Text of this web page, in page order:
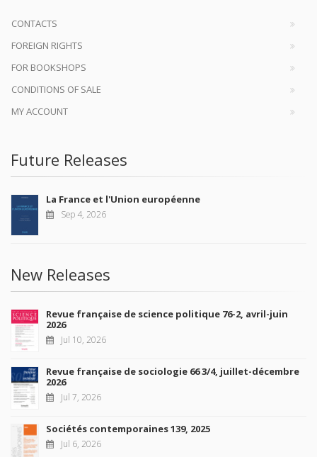
CONTACTS
FOREIGN RIGHTS
FOR BOOKSHOPS
CONDITIONS OF SALE
MY ACCOUNT
Future Releases
La France et l'Union européenne
Sep 4, 2026
New Releases
Revue française de science politique 76-2, avril-juin
2026
Jul 10, 2026
Revue française de sociologie 66 3/4, juillet-décembre
2026
Jul 7, 2026
Sociétés contemporaines 139, 2025
Jul 6, 2026